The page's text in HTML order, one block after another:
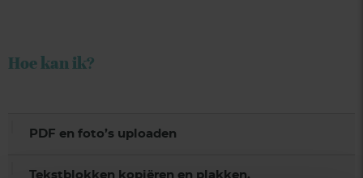
Hoe kan ik?
PDF en foto’s uploaden
Tekstblokken kopiëren en plakken.